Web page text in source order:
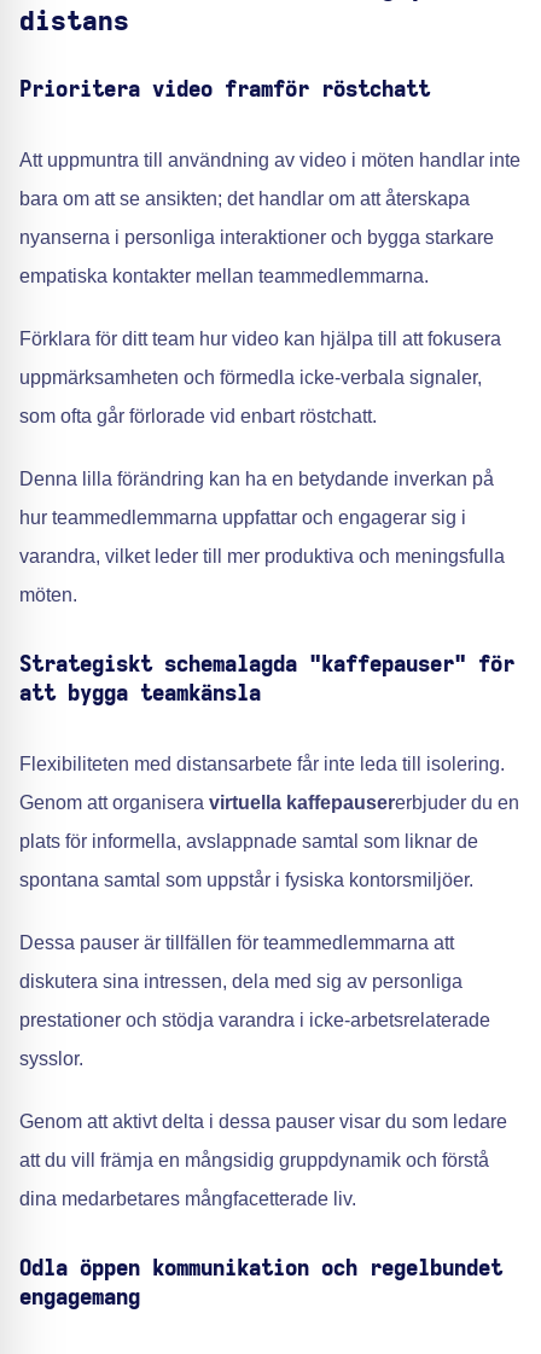
distans
Prioritera video framför röstchatt
Att uppmuntra till användning av video i möten handlar inte
bara om att se ansikten; det handlar om att återskapa
nyanserna i personliga interaktioner och bygga starkare
empatiska kontakter mellan teammedlemmarna.
Förklara för ditt team hur video kan hjälpa till att fokusera
uppmärksamheten och förmedla icke-verbala signaler,
som ofta går förlorade vid enbart röstchatt.
Denna lilla förändring kan ha en betydande inverkan på
hur teammedlemmarna uppfattar och engagerar sig i
varandra, vilket leder till mer produktiva och meningsfulla
möten.
Strategiskt schemalagda "kaffepauser" för
att bygga teamkänsla
Flexibiliteten med distansarbete får inte leda till isolering.
Genom att organisera virtuella kaffepausererbjuder du en
plats för informella, avslappnade samtal som liknar de
spontana samtal som uppstår i fysiska kontorsmiljöer.
Dessa pauser är tillfällen för teammedlemmarna att
diskutera sina intressen, dela med sig av personliga
prestationer och stödja varandra i icke-arbetsrelaterade
sysslor.
Genom att aktivt delta i dessa pauser visar du som ledare
att du vill främja en mångsidig gruppdynamik och förstå
dina medarbetares mångfacetterade liv.
Odla öppen kommunikation och regelbundet
engagemang